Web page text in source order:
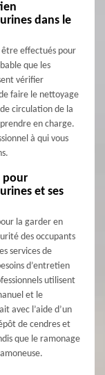
dans le
effectués pour
que les
vérifier
faire le nettoyage
circulation de la
en charge.
à qui vous
pour
et ses
la garder en
des occupants
services de
d’entretien
utilisent
et le
avec l’aide d’un
de cendres et
que le ramonage